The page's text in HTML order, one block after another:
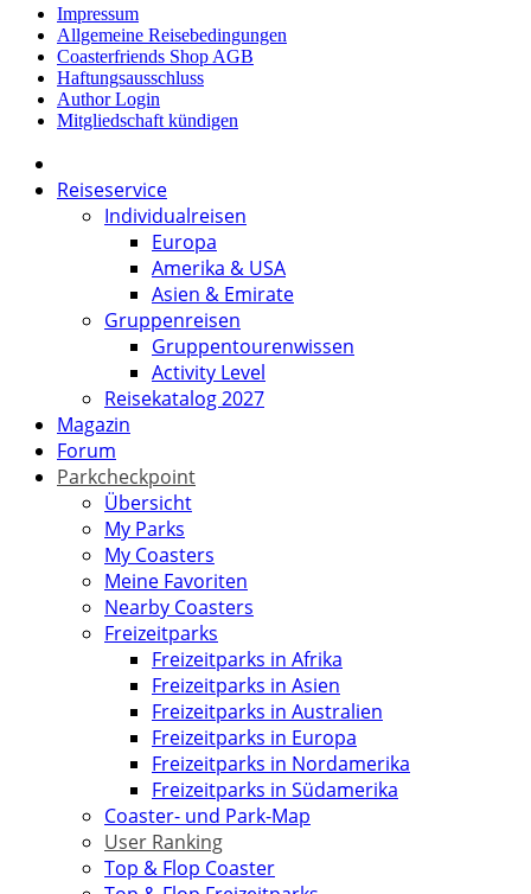
Impressum
Allgemeine Reisebedingungen
Coasterfriends Shop AGB
Haftungsausschluss
Author Login
Mitgliedschaft kündigen
Reiseservice
Individualreisen
Europa
Amerika & USA
Asien & Emirate
Gruppenreisen
Gruppentourenwissen
Activity Level
Reisekatalog 2027
Magazin
Forum
Parkcheckpoint
Übersicht
My Parks
My Coasters
Meine Favoriten
Nearby Coasters
Freizeitparks
Freizeitparks in Afrika
Freizeitparks in Asien
Freizeitparks in Australien
Freizeitparks in Europa
Freizeitparks in Nordamerika
Freizeitparks in Südamerika
Coaster- und Park-Map
User Ranking
Top & Flop Coaster